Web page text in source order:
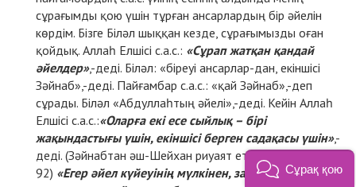
сұрағымды қою үшін тұрған ансарлардың бір әйелін
көрдім. Бізге Біләл шыққан кезде, сұрағымызды оған
қойдық. Аллаһ Елшісі с.а.с.: «Сұрап жатқан қандай
әйелдер»,-деді. Біләл: «біреуі ансарлар-дан, екіншісі
Зәйнаб»,-деді. Пайғамбар с.а.с.: «қай Зәйнаб»,-деп
сұрады. Біләл «Абдуллаһтың әйелі»,-деді. Кейін Аллаһ
Елшісі с.а.с.:«Оларға екі есе сыйлық – бірі
жақындастығы үшін, екіншісі берген садақасы үшін»,-
деді. (Зәйнабтан әш-Шейхан риуаят еткен).
«Егер әйел күйеуінің мүлкінен, зарар бермей,Сұрақ қою